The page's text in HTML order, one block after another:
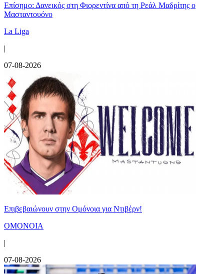
Επίσημο: Δανεικός στη Φιορεντίνα από τη Ρεάλ Μαδρίτης ο
Μασταντουόνο
La Liga
|
07-08-2026
Επιβεβαιώνουν στην Ομόνοια για Ντιβέρν!
ΟΜΟΝΟΙΑ
|
07-08-2026